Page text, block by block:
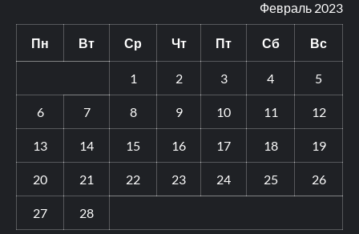
Февраль 2023
Пн Вт Ср Чт Пт Сб Вс
1 2 3 4 5
6 7 8 9 10 11 12
13 14 15 16 17 18 19
20 21 22 23 24 25 26
27 28